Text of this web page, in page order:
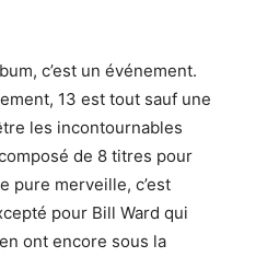
c’est un événement.
13 est tout sauf une
les incontournables
de 8 titres pour
pure merveille, c’est
pour Bill Ward qui
ont encore sous la